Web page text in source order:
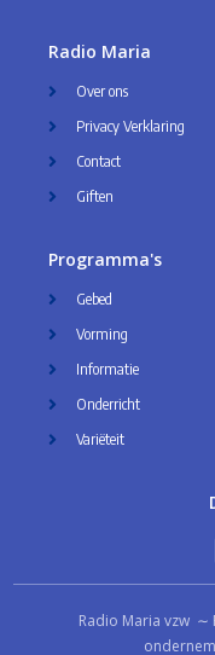
Radio Maria
Over ons
Privacy Verklaring
Contact
Giften
Programma's
Gebed
Vorming
Informatie
Onderricht
Variëteit
Radio Maria vzw ∼